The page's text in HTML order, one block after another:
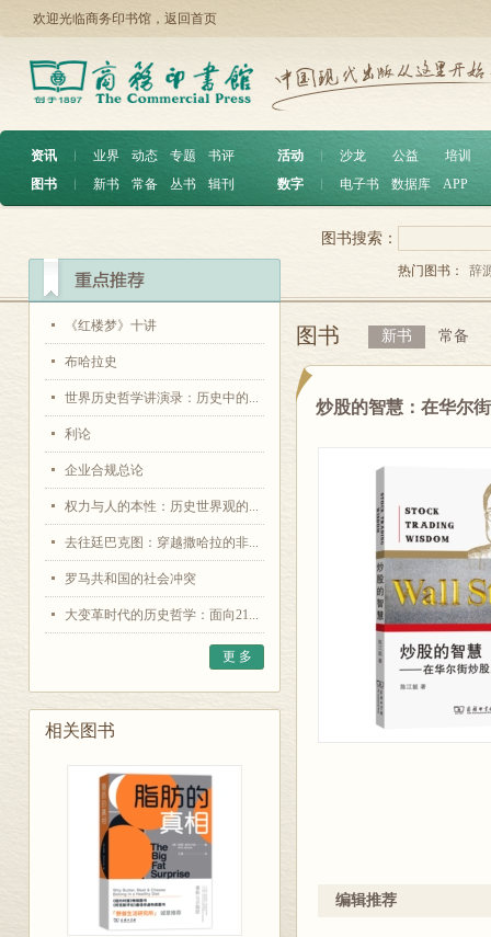
欢迎光临商务印书馆， 返回首页
资讯 ︱ 业界 动态 专题
书评
图书
︱ 新书 常备 丛书 辑刊
活动 沙龙 公益
培训
数字
电子书 数据库 APP
《红楼梦》十讲
布哈拉史
世界历史哲学讲演录：历史中的...
利论
企业合规总论
权力与人的本性：历史世界观的...
去往廷巴克图：穿越撒哈拉的非...
罗马共和国的社会冲突
大变革时代的历史哲学：面向21...
更 多
相关图书
图书搜索：
热门图书： 辞
图书 新书 常备
炒股的智慧：在华尔
编辑推荐